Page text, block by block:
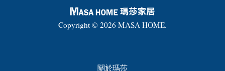
Copyright © 2026 MASA HOME.
關於瑪莎